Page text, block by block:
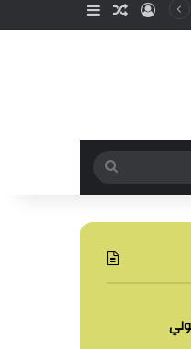
تسجيل الدخول
مقال عشوائي
إضافة عمود
بحث
عن